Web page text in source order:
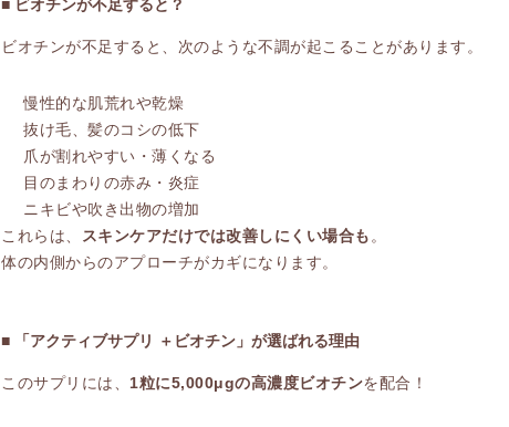
■ ビオチンが不足すると？
ビオチンが不足すると、次のような不調が起こることがあります。
慢性的な肌荒れや乾燥
抜け毛、髪のコシの低下
爪が割れやすい・薄くなる
目のまわりの赤み・炎症
ニキビや吹き出物の増加
これらは、
スキンケアだけでは改善しにくい場合も 。
体の内側からのアプローチがカギになります。
■ 「アクティブサプリ ＋ビオチン」が選ばれる理由
このサプリには、 1粒に5,000μgの高濃度ビオチンを配合！